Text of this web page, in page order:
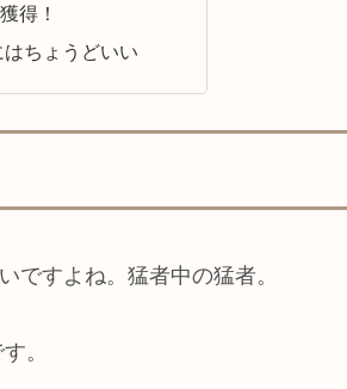
得！
ちょうどいい
ですよね。猛者中の猛者。
。